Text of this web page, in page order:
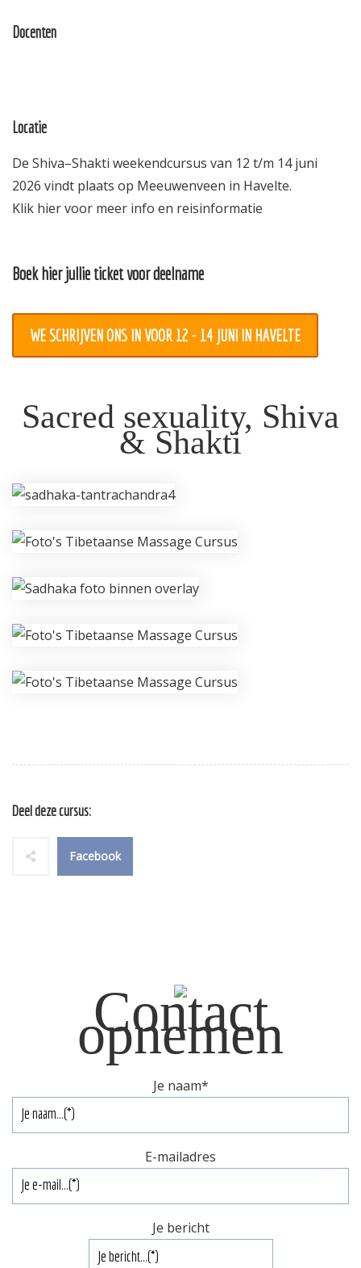
Docenten
Locatie
De Shiva–Shakti weekendcursus van 12 t/m 14 juni
2026 vindt plaats op Meeuwenveen in Havelte.
Klik hier voor meer info en reisinformatie
Boek hier jullie ticket voor deelname
WE SCHRIJVEN ONS IN VOOR 12 - 14 JUNI IN HAVELTE
Sacred sexuality, Shiva
& Shakti
Deel deze cursus:
Facebook
Contact
opnemen
Je naam*
E-mailadres
Je bericht